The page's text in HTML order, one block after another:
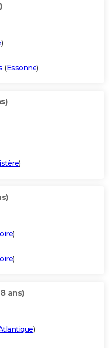
)
(Essonne)
)
)
)
ans)
)